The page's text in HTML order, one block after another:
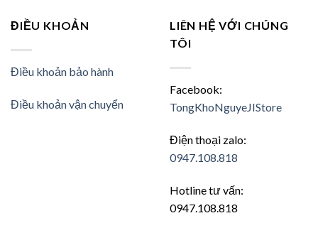
ĐIỀU KHOẢN
Điều khoản bảo hành
Điều khoản vận chuyển
LIÊN HỆ VỚI CHÚNG
TÔI
Facebook:
TongKhoNguyeJIStore
Điện thoại zalo:
0947.108.818
Hotline tư vấn:
0947.108.818